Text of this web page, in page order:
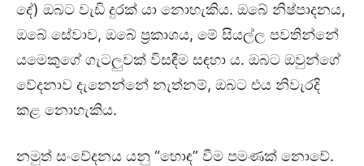
දේ) ඔබට වැඩි දුරක් යා නොහැකිය. ඔබේ නිෂ්පාදනය,
ඔබේ සේවාව, ඔබේ ප්‍රකාශය, මේ සියල්ල පවතින්නේ
යමෙකුගේ ගැටලුවක් විසඳීම සඳහා ය. ඔබට ඔවුන්ගේ
වේදනාව දැනෙන්නේ නැත්නම්, ඔබට එය නිවැරදි
කළ නොහැකිය.
නමුත් සංවේදනය යනු “හොඳ” වීම පමණක් නොවේ.